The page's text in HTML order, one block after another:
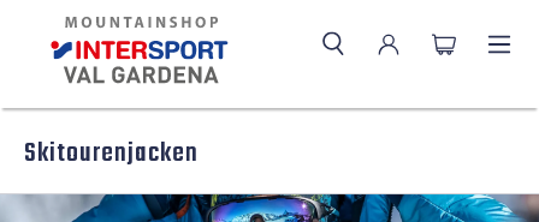
Skitourenjacken